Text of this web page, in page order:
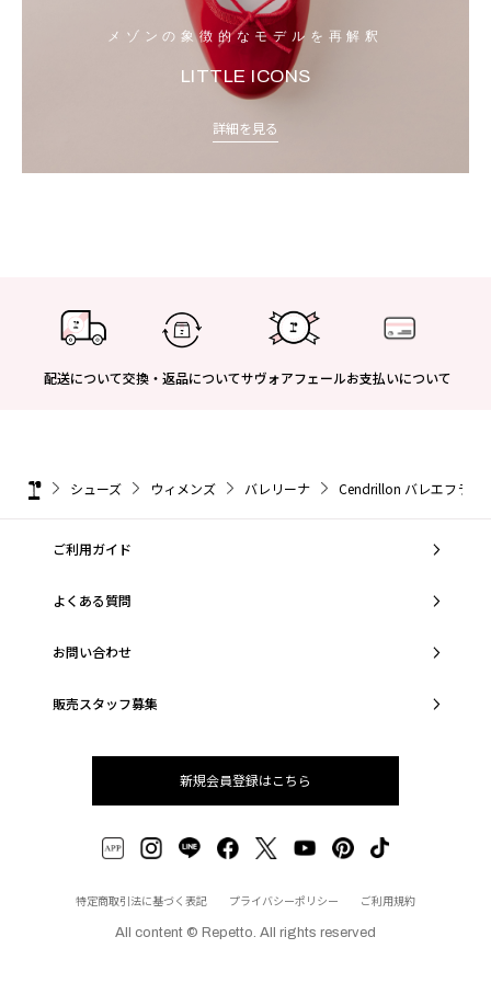
メゾンの象徴的なモデルを再解釈
LITTLE ICONS
詳細を見る
配送について交換・返品についてサヴォアフェールお支払いについて
シューズ ウィメンズ バレリーナ Cendrillon バレエフラッ
ご利用ガイド
よくある質問
お問い合わせ
販売スタッフ募集
新規会員登録はこちら
特定商取引法に基づく表記 プライバシーポリシー ご利用規約
All content © Repetto. All rights reserved